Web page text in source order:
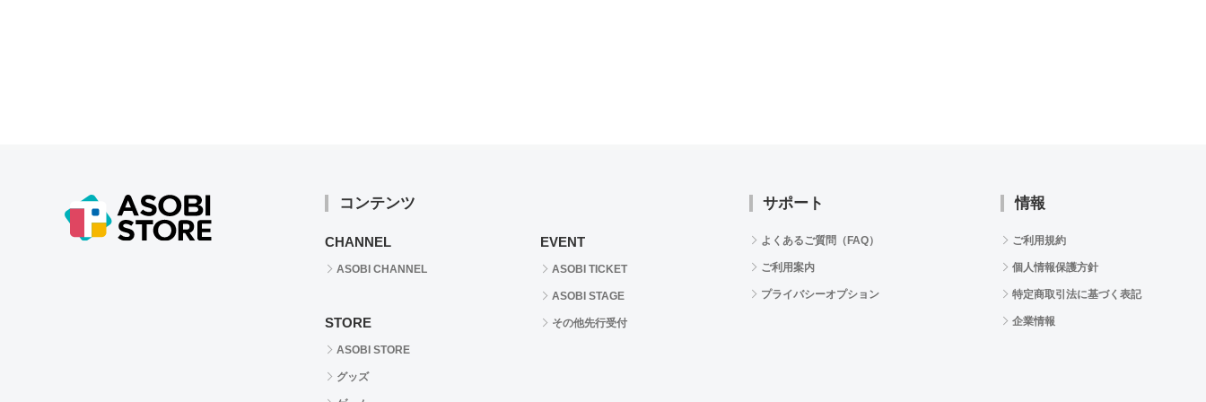
コンテンツ
CHANNEL
ASOBI CHANNEL
STORE
ASOBI STORE
グッズ
EVENT
ASOBI TICKET
ASOBI STAGE
その他先行受付
サポート
よくあるご質問（FAQ）
ご利用案内
プライバシーオプション
情報
ご利用規約
個人情報保護方針
特定商取引法に基づく表記
企業情報